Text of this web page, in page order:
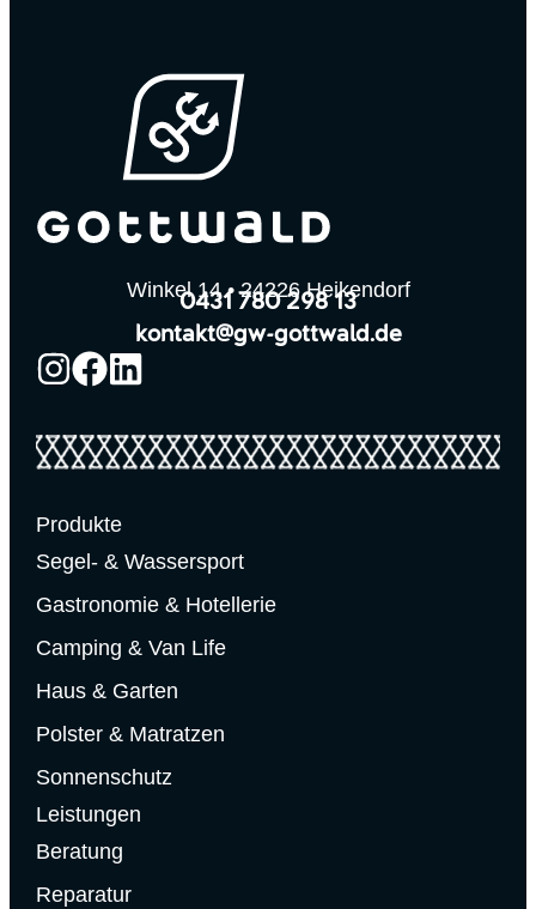
Winkel 14 • 24226 Heikendorf
0431 780 298 13
kontakt@gw-gottwald.de
Produkte
Segel- & Wassersport
Gastronomie & Hotellerie
Camping & Van Life
Haus & Garten
Polster & Matratzen
Sonnenschutz
Leistungen
Beratung
Reparatur